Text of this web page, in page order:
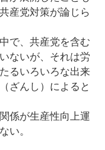
産党対策が論じら
で、共産党を含む
ないが、それは労
るいろいろな出来
ざんし）によると
係が生産性向上運
い。